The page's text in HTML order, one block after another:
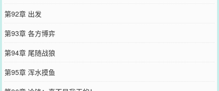
第92章 出发
第93章 各方博弈
第94章 尾随战狼
第95章 浑水摸鱼